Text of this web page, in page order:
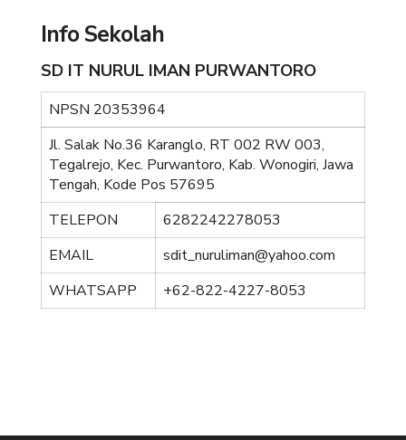
Info Sekolah
SD IT NURUL IMAN PURWANTORO
NPSN 20353964
Jl. Salak No.36 Karanglo, RT 002 RW 003,
Tegalrejo, Kec. Purwantoro, Kab. Wonogiri, Jawa
Tengah, Kode Pos 57695
TELEPON
6282242278053
EMAIL
sdit_nuruliman@yahoo.com
WHATSAPP
+62-822-4227-8053